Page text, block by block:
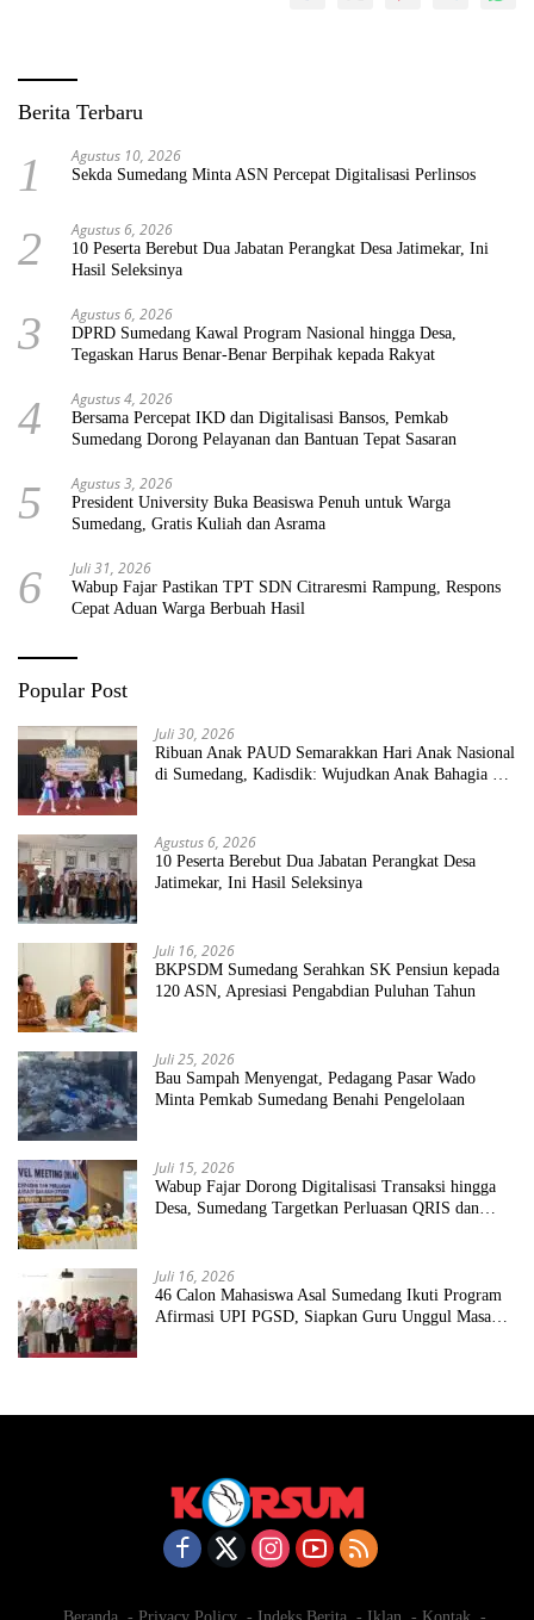
Berita Terbaru
1 Agustus 10, 2026
Sekda Sumedang Minta ASN Percepat Digitalisasi Perlinsos
2 Agustus 6, 2026
10 Peserta Berebut Dua Jabatan Perangkat Desa Jatimekar, Ini
Hasil Seleksinya
3 Agustus 6, 2026
DPRD Sumedang Kawal Program Nasional hingga Desa,
Tegaskan Harus Benar-Benar Berpihak kepada Rakyat
4 Agustus 4, 2026
Bersama Percepat IKD dan Digitalisasi Bansos, Pemkab
Sumedang Dorong Pelayanan dan Bantuan Tepat Sasaran
5 Agustus 3, 2026
President University Buka Beasiswa Penuh untuk Warga
Sumedang, Gratis Kuliah dan Asrama
6 Juli 31, 2026
Wabup Fajar Pastikan TPT SDN Citraresmi Rampung, Respons
Cepat Aduan Warga Berbuah Hasil
Popular Post
Juli 30, 2026
Ribuan Anak PAUD Semarakkan Hari Anak Nasional
di Sumedang, Kadisdik: Wujudkan Anak Bahagia dan
Agustus 6, 2026
10 Peserta Berebut Dua Jabatan Perangkat Desa
Jatimekar, Ini Hasil Seleksinya
Juli 16, 2026
BKPSDM Sumedang Serahkan SK Pensiun kepada
120 ASN, Apresiasi Pengabdian Puluhan Tahun
Juli 25, 2026
Bau Sampah Menyengat, Pedagang Pasar Wado
Minta Pemkab Sumedang Benahi Pengelolaan
Juli 15, 2026
Wabup Fajar Dorong Digitalisasi Transaksi hingga
Desa, Sumedang Targetkan Perluasan QRIS dan
Juli 16, 2026
46 Calon Mahasiswa Asal Sumedang Ikuti Program
Afirmasi UPI PGSD, Siapkan Guru Unggul Masa